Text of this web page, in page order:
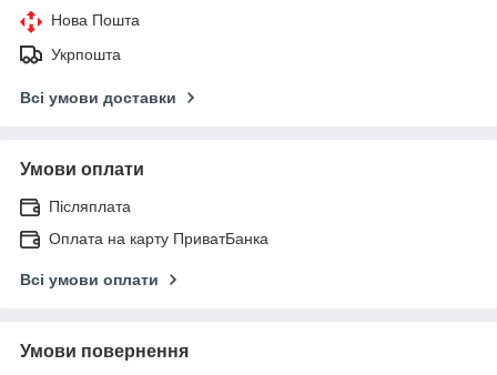
Нова Пошта
Укрпошта
Всі умови доставки
Умови оплати
Післяплата
Оплата на карту ПриватБанка
Всі умови оплати
Умови повернення